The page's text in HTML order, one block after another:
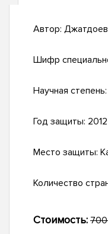
Автор:
Шифр
Научная степень:
Год защиты: 2012
Место защиты:
Количество
Стоимость: